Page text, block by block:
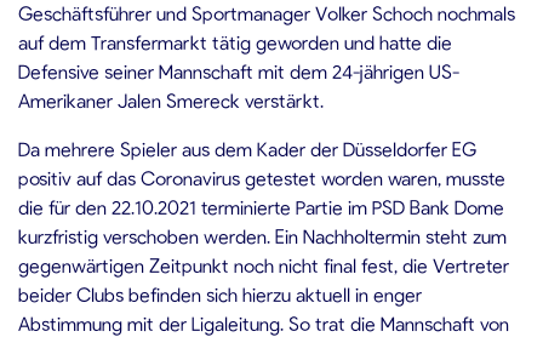
Geschäftsführer und Sportmanager Volker Schoch nochmals
auf dem Transfermarkt tätig geworden und hatte die
Defensive seiner Mannschaft mit dem 24-jährigen US-
Amerikaner Jalen Smereck verstärkt.
Da mehrere Spieler aus dem Kader der Düsseldorfer EG
positiv auf das Coronavirus getestet worden waren, musste
die für den 22.10.2021 terminierte Partie im PSD Bank Dome
kurzfristig verschoben werden. Ein Nachholtermin steht zum
gegenwärtigen Zeitpunkt noch nicht final fest, die Vertreter
beider Clubs befinden sich hierzu aktuell in enger
Abstimmung mit der Ligaleitung. So trat die Mannschaft von